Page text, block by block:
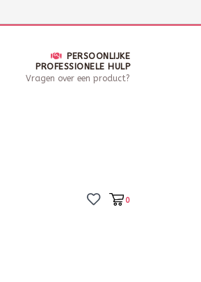
10 - 17u30
PERSOONLIJKE
PROFESSIONELE HULP
Vragen over een product?
0